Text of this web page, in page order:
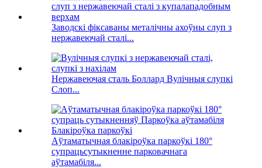
Заводскі фіксаваны металічны ахоўны слуп з
нержавеючай сталі...
Нержавеючая сталь Боллард Вулічныя слупкі
Слоп...
Аўтаматычная блакіроўка паркоўкі 180°
супрацьсутыкненне парковачнага
аўтамабіля...